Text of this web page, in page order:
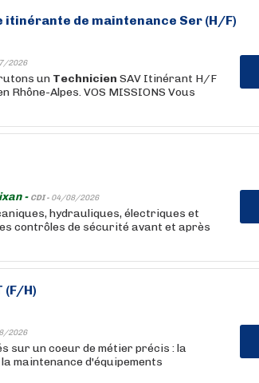
itinérante de maintenance Ser (H/F)
2026
un Technicien SAV Itinérant H/F
Alpes. VOS MISSIONS Vous
- CDI - 04/08/2026
hydrauliques, électriques et
contrôles de sécurité avant et après
(F/H)
2026
sur un coeur de métier précis : la
maintenance d'équipements